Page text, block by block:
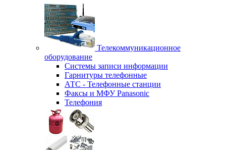
Телекоммуникационное
оборудование
Системы записи информации
Гарнитуры телефонные
АТС - Телефонные станции
Факсы и МФУ Panasonic
Телефония